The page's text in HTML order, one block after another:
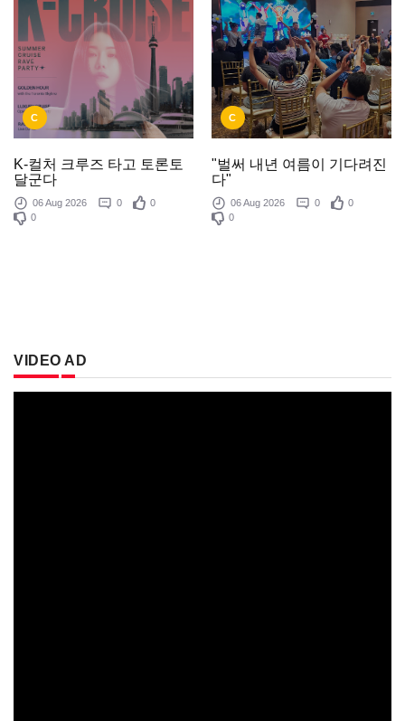
C
K-컬처 크루즈 타고 토론토
달군다
06 Aug 2026 0
0
0
C
"벌써 내년 여름이 기다려진
다"
06 Aug 2026 0
0
0
VIDEO AD